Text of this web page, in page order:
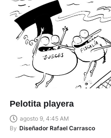
Pelotita playera
agosto 9, 4:45 AM
By Diseñador Rafael Carrasco